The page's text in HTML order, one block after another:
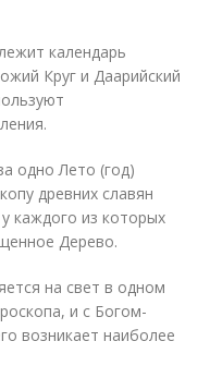
календарь
Круг и Даарийский
одно Лето (год)
древних славян
каждого из которых
Дерево.
на свет в одном
и с Богом-
возникает наиболее